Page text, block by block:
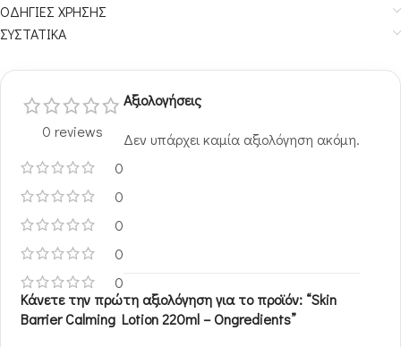
ΟΔΗΓΙΕΣ ΧΡΗΣΗΣ
ΣΥΣΤΑΤΙΚΑ
0 reviews
0
0
0
0
0
Αξιολογήσεις
Δεν υπάρχει καμία αξιολόγηση ακόμη.
Κάνετε την πρώτη αξιολόγηση για το προϊόν: “Skin
Barrier Calming Lotion 220ml – Ongredients”